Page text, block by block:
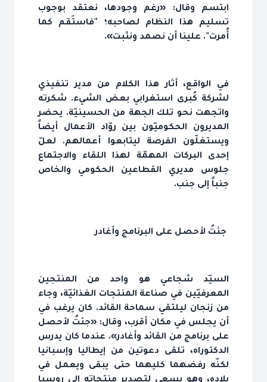
ابتسم وقال: «رغم وجودها، نعتقد بوجوب
تسليم هذا النظام لصاحبه؛ "فاستَقم كما
أُمرت". علينا أن نصمد ونثبت».
في الواقع، أثار هذا الكلام من مدير تنفيذي
لشركة كُبرى استغرابي بعض الشيء. شكرته
واتجهت نحو تلك الجهة من الحسينيّة. يحضر
المديرون الحكوميّون بين روّاد الأعمال أيضاً
ويستغلّون الفرصة ليتابعوا أعمالهم. لعلّ
إحدى البركات المهمّة لهذا اللقاء والاجتماع
جلوس مديري القطاعين الحكومي والخاص
جنباً إلى جنب.
جئتُ لأحصل على البرنامج وأغادر
السيّد شجاعي هو واحد من المنتجين
المعرفيّين في صناعة المنتجات الغذائيّة، وجاء
من زنجان ليلتقي سماحة القائد. كان يرغب في
أن يجلس في مكان أقرب، وقال: «جئتُ لأحصل
على برنامج من القائد وأغادر». عندما كان يدرس
الدكتوراه، تلقى دعوتين من إيطاليا وإسبانيا
لكنّه رفضهما كليهما حتى يبقى ويعمل في